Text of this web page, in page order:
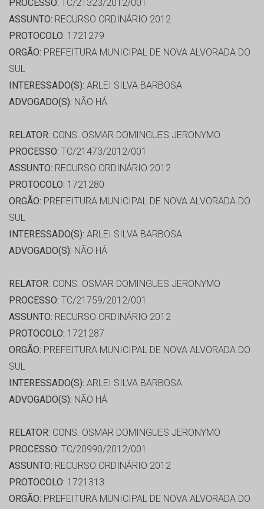
PROCESSO: TC/21323/2012/001
ASSUNTO: RECURSO ORDINÁRIO 2012
PROTOCOLO: 1721279
ORGÃO: PREFEITURA MUNICIPAL DE NOVA ALVORADA DO
SUL
INTERESSADO(S): ARLEI SILVA BARBOSA
ADVOGADO(S): NÃO HÁ
RELATOR: CONS. OSMAR DOMINGUES JERONYMO
PROCESSO: TC/21473/2012/001
ASSUNTO: RECURSO ORDINÁRIO 2012
PROTOCOLO: 1721280
ORGÃO: PREFEITURA MUNICIPAL DE NOVA ALVORADA DO
SUL
INTERESSADO(S): ARLEI SILVA BARBOSA
ADVOGADO(S): NÃO HÁ
RELATOR: CONS. OSMAR DOMINGUES JERONYMO
PROCESSO: TC/21759/2012/001
ASSUNTO: RECURSO ORDINÁRIO 2012
PROTOCOLO: 1721287
ORGÃO: PREFEITURA MUNICIPAL DE NOVA ALVORADA DO
SUL
INTERESSADO(S): ARLEI SILVA BARBOSA
ADVOGADO(S): NÃO HÁ
RELATOR: CONS. OSMAR DOMINGUES JERONYMO
PROCESSO: TC/20990/2012/001
ASSUNTO: RECURSO ORDINÁRIO 2012
PROTOCOLO: 1721313
ORGÃO: PREFEITURA MUNICIPAL DE NOVA ALVORADA DO